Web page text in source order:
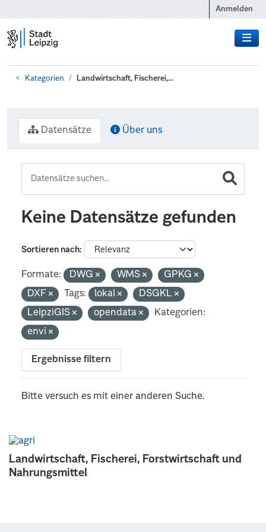
Anmelden
Kategorien Landwirtschaft, Fischerei,...
Landwirtschaft, Fischerei, Forstwirtschaft und
Nahrungsmittel
Datensätze Über uns
Keine Datensätze gefunden
Sortieren nach
Formate: DWG WMS
GPKG
DXF
Tags: lokal
DSGKL
LeipziGIS
opendata
Kategorien:
envi
Ergebnisse filtern
Bitte versuch es mit einer anderen Suche.